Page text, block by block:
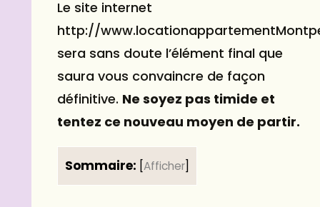
Le site internet
http://
sera sans doute l’élément final que
saura vous convaincre de façon
définitive. Ne soyez pas timide et
tentez ce nouveau moyen de partir.
Sommaire: Afficher